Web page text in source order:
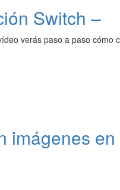
Switch –
verás paso a paso cómo
imágenes